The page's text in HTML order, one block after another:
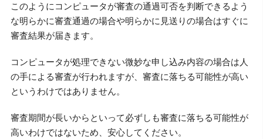
このようにコンピュータが審査の通過可否を判断できるよう
な明らかに審査通過の場合や明らかに見送りの場合はすぐに
審査結果が届きます。
コンピュータが処理できない微妙な申し込み内容の場合は人
の手による審査が行われますが、審査に落ちる可能性が高い
というわけではありません。
審査期間が長いからといって必ずしも審査に落ちる可能性が
高いわけではないため、安心してください。